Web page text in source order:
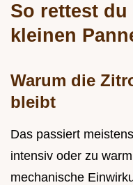
So rettest du
kleinen
Warum die
bleibt
Das passiert
intensiv oder zu
mechanische